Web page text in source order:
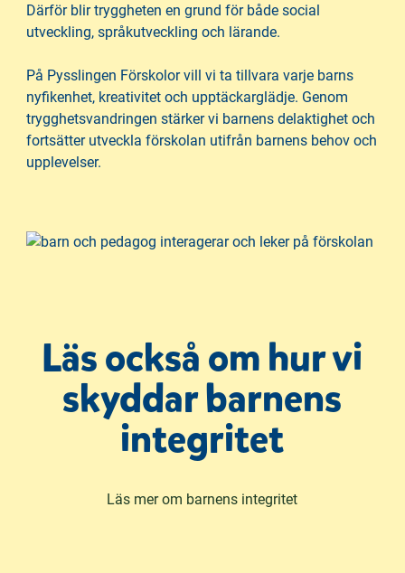
Därför blir tryggheten en grund för både social
utveckling, språkutveckling och lärande.
På Pysslingen Förskolor vill vi ta tillvara varje barns
nyfikenhet, kreativitet och upptäckarglädje. Genom
trygghetsvandringen stärker vi barnens delaktighet och
fortsätter utveckla förskolan utifrån barnens behov och
upplevelser.
Läs också om hur vi
skyddar barnens
integritet
Läs mer om barnens integritet